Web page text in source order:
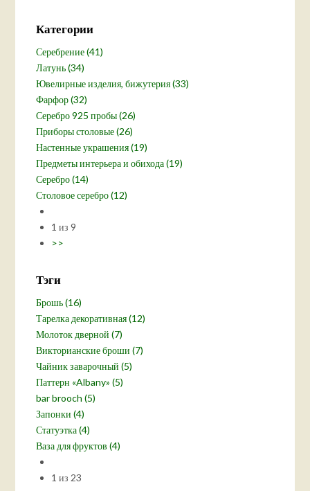
Категории
Серебрение (41)
Латунь (34)
Ювелирные изделия, бижутерия (33)
Фарфор (32)
Серебро 925 пробы (26)
Приборы столовые (26)
Настенные украшения (19)
Предметы интерьера и обихода (19)
Серебро (14)
Столовое серебро (12)
1 из 9
>>
Тэги
Брошь (16)
Тарелка декоративная (12)
Молоток дверной (7)
Викторианские броши (7)
Чайник заварочный (5)
Паттерн «Albany» (5)
bar brooch (5)
Запонки (4)
Статуэтка (4)
Ваза для фруктов (4)
1 из 23